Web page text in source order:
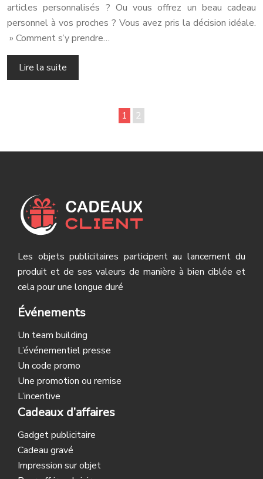
articles personnalisés ? Ou vous offrez un beau cadeau
personnel à vos proches ? Vous avez pris la décision idéale.
» Comment s’y prendre…
Lire la suite
1 2
Les objets publicitaires participent au lancement du
produit et de ses valeurs de manière à bien ciblée et
cela pour une longue duré
Événements
Un team building
L’événementiel presse
Un code promo
Une promotion ou remise
L’incentive
Cadeaux d’affaires
Gadget publicitaire
Cadeau gravé
Impression sur objet